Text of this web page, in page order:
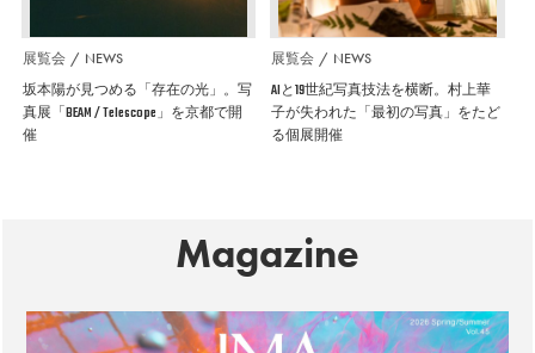
展覧会 NEWS
坂本陽が見つめる「存在の光」。写
真展「BEAM / Telescope」を京都で開
催
展覧会 NEWS
AIと19世紀写真技法を横断。村上華
子が失われた「最初の写真」をたど
る個展開催
Magazine